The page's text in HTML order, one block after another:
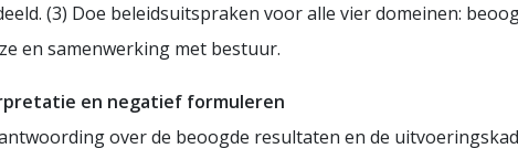
(3) Doe beleidsuitspraken voor alle vier domeinen:
en samenwerking met bestuur.
en negatief formuleren
over de beoogde resultaten en de